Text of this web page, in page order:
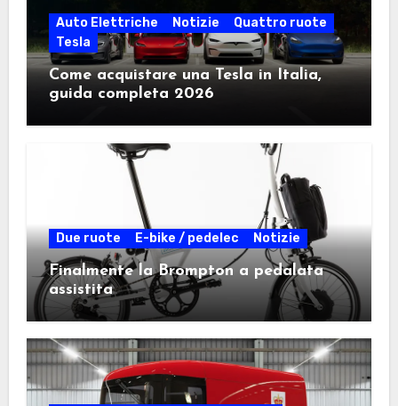
Auto Elettriche Notizie
Quattro ruote
Tesla
Come acquistare una Tesla in Italia,
guida completa 2026
Due ruote E-bike / pedelec Notizie
Finalmente la Brompton a pedalata
assistita